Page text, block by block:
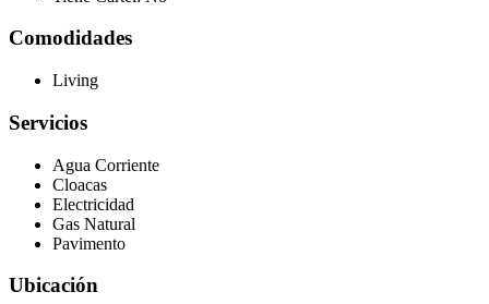
Comodidades
Living
Servicios
Agua Corriente
Cloacas
Electricidad
Gas Natural
Pavimento
Ubicación